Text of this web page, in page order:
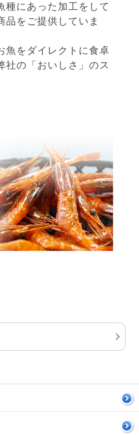
種にあった加工をして
品をご提供していま
魚をダイレクトに食卓
社の「おいしさ」のス